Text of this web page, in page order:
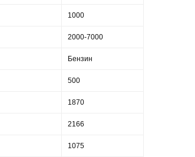
1000
2000-7000
Бензин
500
1870
2166
1075